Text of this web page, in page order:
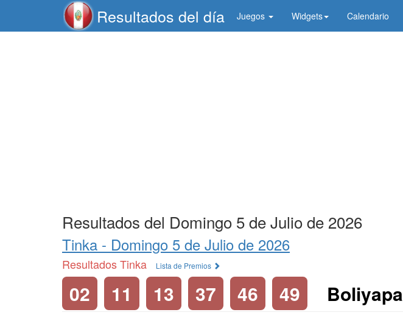
Resultados del día Juegos Widgets Calendario
Resultados del Domingo 5 de Julio de 2026
Tinka - Domingo 5 de Julio de 2026
Resultados Tinka Lista de Premios
02 11 13 37 46 49 Boliyapa